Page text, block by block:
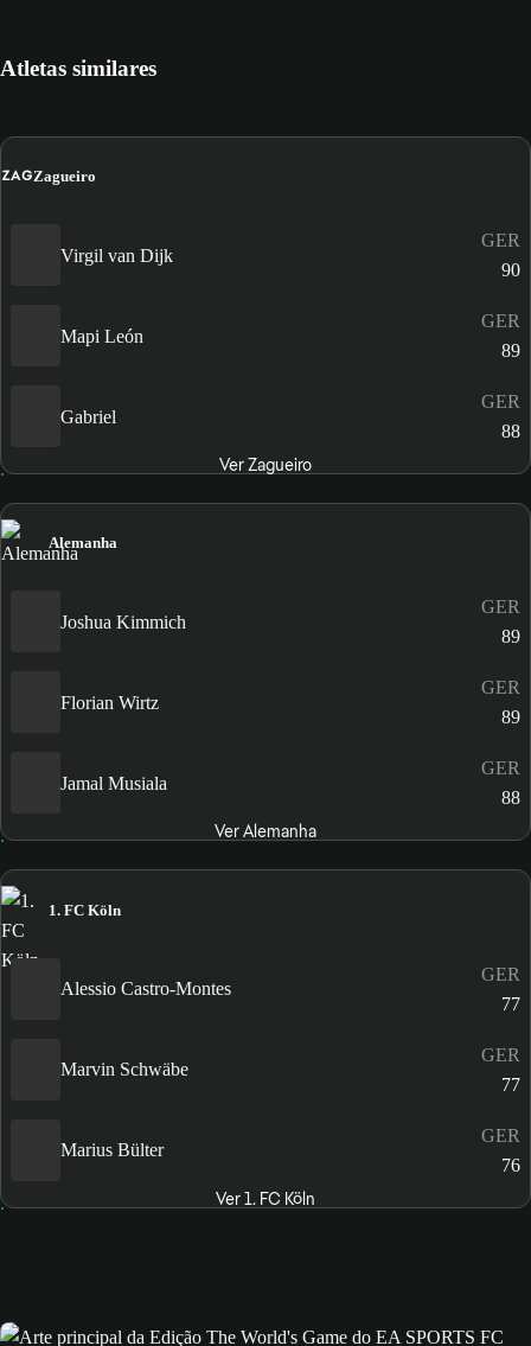
Atletas similares
ZAGZagueiro
Virgil van Dijk
GER
90
Mapi León
GER
89
Gabriel
GER
88
Ver Zagueiro
Alemanha
Joshua Kimmich
GER
89
Florian Wirtz
GER
89
Jamal Musiala
GER
88
Ver Alemanha
1. FC Köln
Alessio Castro-Montes
GER
77
Marvin Schwäbe
GER
77
Marius Bülter
GER
76
Ver 1. FC Köln